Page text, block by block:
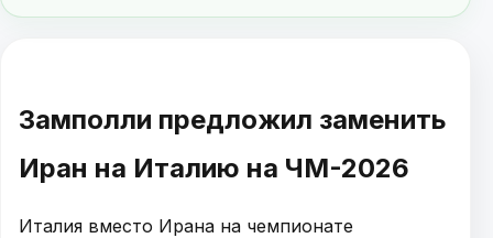
Замполли предложил заменить
Иран на Италию на ЧМ-2026
Италия вместо Ирана на чемпионате